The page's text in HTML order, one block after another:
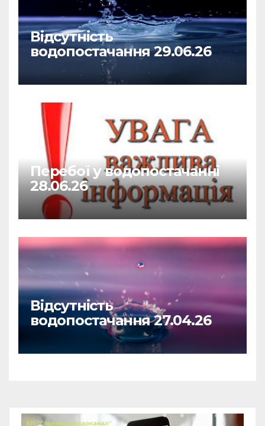
Відсутність
водопостачання 29.06.26
Перебої у водопостачанні
28.06.26
Відсутність
водопостачання 27.04.26